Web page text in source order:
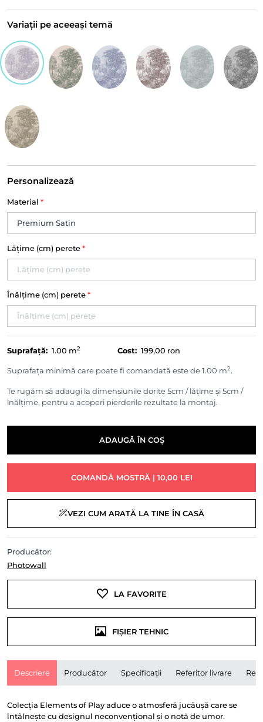
Variații pe aceeași temă
Personalizează
Material *
Lățime (cm) perete *
Înălțime (cm) perete *
Suprafață: 1.00 m2 Cost: 199,00 ron
Suprafața minimă care poate fi comandată este de 1.00 m2.
Te rugăm să adaugi la dimensiunile dorite 5cm / lățime și 5cm /
înălțime, pentru a acoperi pierderile rezultate la montaj.
ADAUGĂ ÎN COȘ
COMANDĂ MOSTRĂ | 10,00 LEI
VEZI CUM ARATĂ LA TINE ÎN CASĂ
Producător:
Photowall
LA FAVORITE
FIȘIER TEHNIC
Descriere Producător Specificații Referitor livrare
Colecția Elements of Play aduce o atmosferă jucăușă care se
întâlnește cu designul neconvențional și o notă de umor.